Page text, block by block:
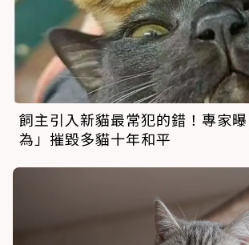
飼主引入新貓最常犯的錯！專家
為」摧毀多貓十年和平